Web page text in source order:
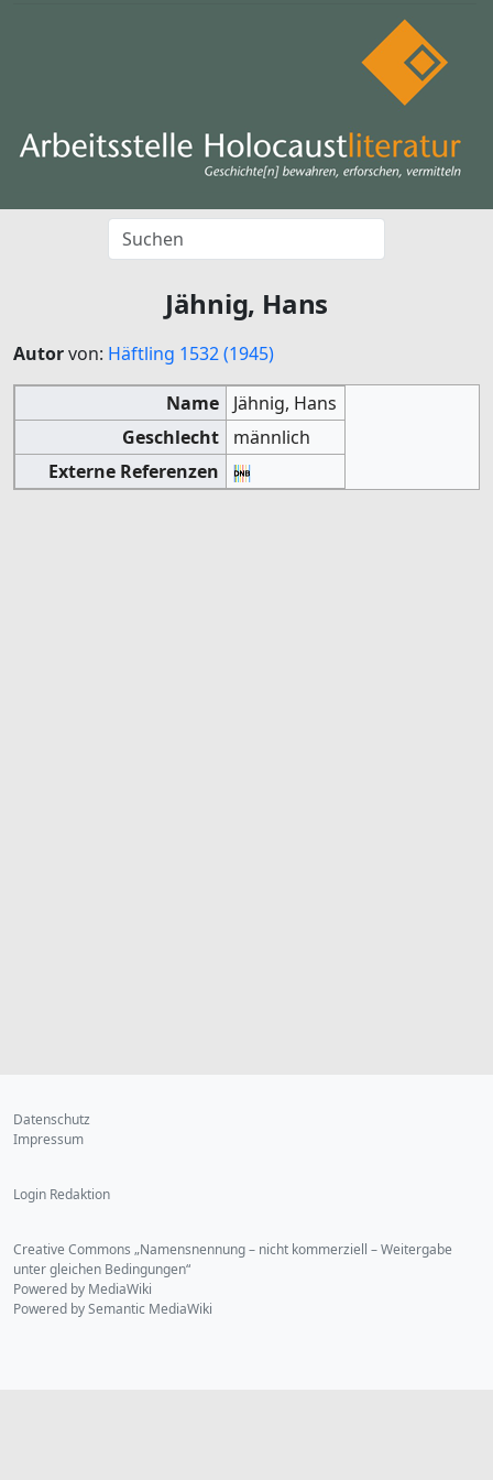
Jähnig, Hans
Autorvon: Häftling 1532 (1945)
Name
Jähnig, Hans
Geschlecht
männlich
Externe Referenzen
Datenschutz
Impressum
Login Redaktion
Creative Commons „Namensnennung – nicht kommerziell – Weitergabe
unter gleichen Bedingungen“
Powered by MediaWiki
Powered by Semantic MediaWiki